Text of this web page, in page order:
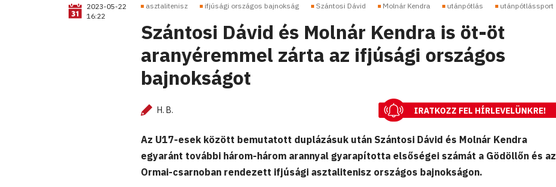
2023-05-22
16:22
asztalitenisz ifjúsági országos bajnokság Szántosi Dávid Molnár Kendra utánpótlás utánpótlássport
Szántosi Dávid és Molnár Kendra is öt-öt
aranyéremmel zárta az ifjúsági országos
bajnokságot
H. B. IRATKOZZ FEL HÍRLEVELÜNKRE!
Az U17-esek között bemutatott duplázásuk után Szántosi Dávid és Molnár Kendra
egyaránt további három-három arannyal gyarapította elsőségei számát a Gödöllőn és az
Ormai-csarnoban rendezett ifjúsági asztalitenisz országos bajnokságon.